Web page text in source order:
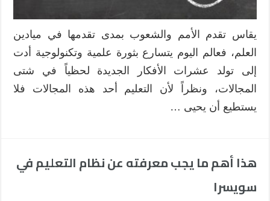
يقاس تقدم الأمم والشعوب بمدى تقدمها في ميادين
العلم، فعالم اليوم يتسارع بثورة علمية وتكنولوجية أدت
إلى تولد عشرات الأفكار الجديدة لحظياً في شتى
المجالات، ونظراً لأن التعليم أحد هذه المجالات فلا
يستطيع أن يحيى …
هذا أهم ما يجب معرفته عن نظام التعليم في
سويسرا